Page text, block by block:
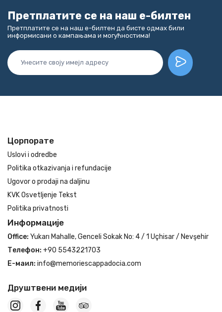
Претплатите се на наш е-билтен
Претплатите се на наш е-билтен да бисте одмах били
информисани о кампањама и могућностима!
Цорпорате
Uslovi i odredbe
Politika otkazivanja i refundacije
Ugovor o prodaji na daljinu
KVK Osvetljenje Tekst
Politika privatnosti
Информације
Office: Yukarı Mahalle, Genceli Sokak No: 4 / 1 Uçhisar / Nevşehir
Телефон: +90 5543221703
Е-маил: info@memoriescappadocia.com
Друштвени медији